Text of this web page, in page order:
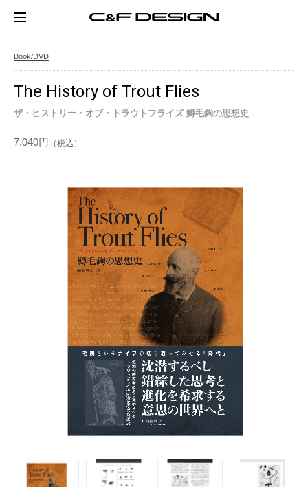
Book/DVD
The History of Trout Flies
ザ・ヒストリー・オブ・トラウトフライズ 鱒毛鉤の思想史
7,040円 （税込）